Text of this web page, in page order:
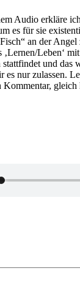
Audio erkläre
es für sie
an der
‚Lernen/Leben‘
und das
es nur zulassen.
Kommentar, gleich